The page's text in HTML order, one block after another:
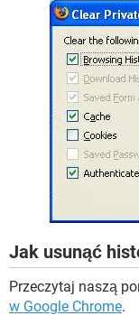
Jak usunąć
Przeczytaj naszą
w Google Chrome.